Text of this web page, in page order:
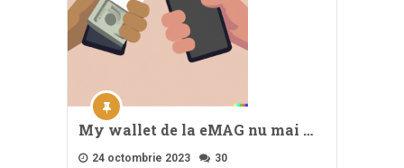
My wallet de la eMAG nu mai …
24 octombrie 2023 30